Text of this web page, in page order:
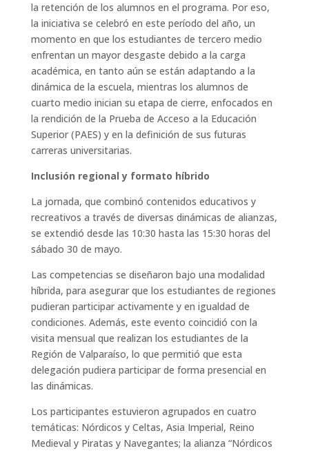
la retención de los alumnos en el programa. Por eso,
la iniciativa se celebró en este período del año, un
momento en que los estudiantes de tercero medio
enfrentan un mayor desgaste debido a la carga
académica, en tanto aún se están adaptando a la
dinámica de la escuela, mientras los alumnos de
cuarto medio inician su etapa de cierre, enfocados en
la rendición de la Prueba de Acceso a la Educación
Superior (PAES) y en la definición de sus futuras
carreras universitarias.
Inclusión regional y formato híbrido
La jornada, que combinó contenidos educativos y
recreativos a través de diversas dinámicas de alianzas,
se extendió desde las 10:30 hasta las 15:30 horas del
sábado 30 de mayo.
Las competencias se diseñaron bajo una modalidad
híbrida, para asegurar que los estudiantes de regiones
pudieran participar activamente y en igualdad de
condiciones. Además, este evento coincidió con la
visita mensual que realizan los estudiantes de la
Región de Valparaíso, lo que permitió que esta
delegación pudiera participar de forma presencial en
las dinámicas.
Los participantes estuvieron agrupados en cuatro
temáticas: Nórdicos y Celtas, Asia Imperial, Reino
Medieval y Piratas y Navegantes; la alianza “Nórdicos